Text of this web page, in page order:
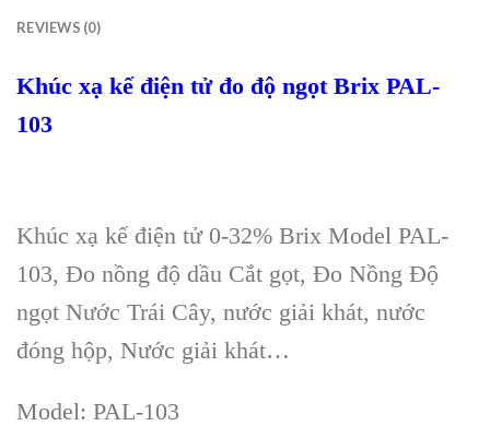
REVIEWS (0)
Khúc xạ kế điện tử đo độ ngọt Brix PAL-
103
Khúc xạ kế điện tử 0-32% Brix Model PAL-
103, Đo nồng độ dầu Cắt gọt, Đo Nồng Độ
ngọt Nước Trái Cây, nước giải khát, nước
đóng hộp, Nước giải khát…
Model: PAL-103